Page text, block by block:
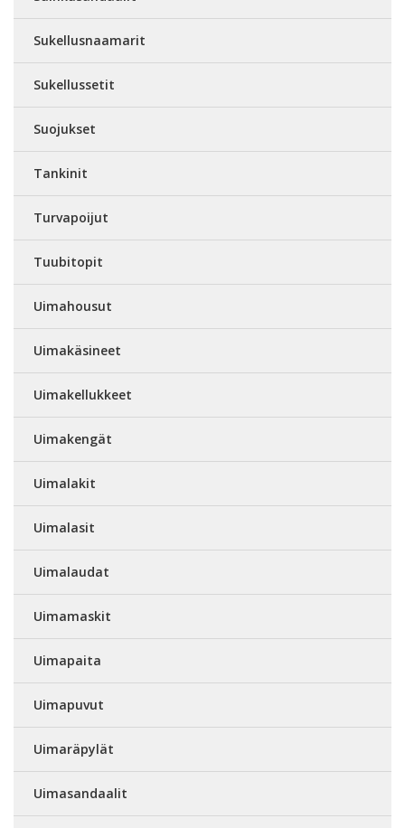
Sukellusnaamarit
Sukellussetit
Suojukset
Tankinit
Turvapoijut
Tuubitopit
Uimahousut
Uimakäsineet
Uimakellukkeet
Uimakengät
Uimalakit
Uimalasit
Uimalaudat
Uimamaskit
Uimapaita
Uimapuvut
Uimaräpylät
Uimasandaalit